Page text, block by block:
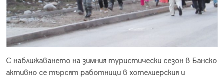
С наближаването на зимния туристически сезон в Банско
активно се търсят работници в хотелиерския и